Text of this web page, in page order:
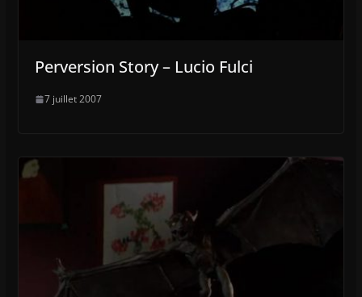
Perversion Story – Lucio Fulci
7 juillet 2007